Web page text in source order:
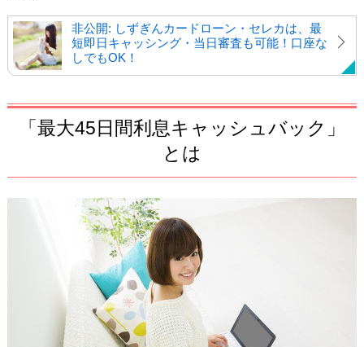
非公開: しずぎんカードローン・セレカは、最
短即日キャッシング・当日審査も可能！口座な
しでもOK！
「最大45日間利息キャッシュバック」
とは